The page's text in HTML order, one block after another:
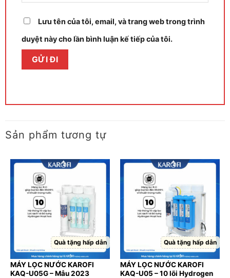
Lưu tên của tôi, email, và trang web trong trình
duyệt này cho lần bình luận kế tiếp của tôi.
Sản phẩm tương tự
Quà tặng hấp dẫn
MÁY LỌC NƯỚC KAROFI
KAQ-U05G – Mẫu 2023
Quà tặng hấp dẫn
MÁY LỌC NƯỚC KAROFI
KAQ-U05 – 10 lõi Hydrogen